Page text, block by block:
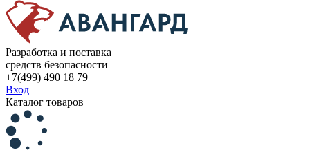
Разработка и поставка
средств безопасности
+7(499) 490 18 79
Вход
Каталог товаров